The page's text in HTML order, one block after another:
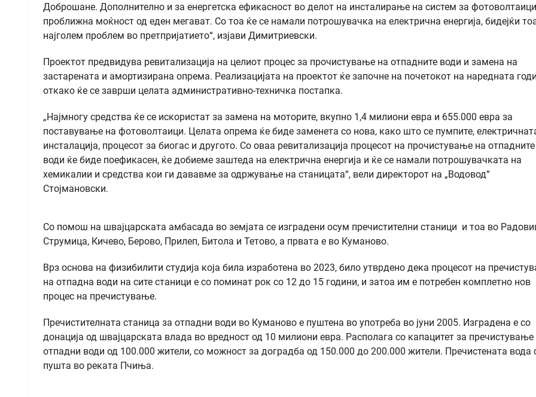
Доброшане. Дополнително и за енергетска ефикасност во делот на инсталирање на систем за
проближна моќност од еден мегават. Со тоа ќе се намали потрошувачка на електрична енергија, бидејќи
најголем проблем во претпријатието“, изјави Димитриевски.
Проектот предвидува ревитализација на целиот процес за прочистување на отпадните води и замена на
застарената и амортизирана опрема. Реализацијата на проектот ќе започне на почетокот на наредната
откако ќе се заврши целата административно-техничка постапка.
„Најмногу средства ќе се искористат за замена на моторите, вкупно 1,4 милиони евра и 655.000 евра за
поставување на фотоволтаици. Целата опрема ќе биде заменета со нова, како што се пумпите,
инсталација, процесот за биогас и другото. Со оваа ревитализација процесот на прочистување на отпадните
води ќе биде поефикасен, ќе добиеме заштеда на електрична енергија и ќе се намали потрошувачката на
хемикалии и средства кои ги дававме за одржување на станицата“, вели директорот на „Водовод“
Стојмановски.
Со помош на швајцарската амбасада во земјата се изградени осум пречистителни станици и тоа во
Струмица, Кичево, Берово, Прилеп, Битола и Тетово, а првата е во Куманово.
Врз основа на физибилити студија која била изработена во 2023, било утврдено дека процесот на
на отпадна води на сите станици е со поминат рок со 12 до 15 години, и затоа им е потребен комплетно нов
процес на пречистување.
Пречистителната станица за отпадни води во Куманово е пуштена во употреба во јуни 2005. Изградена е со
донација од швајцарската влада во вредност од 10 милиони евра. Располага со капацитет за пречистување
отпадни води од 100.000 жители, со можност за доградба од 150.000 до 200.000 жители. Пречистената вода
пушта во реката Пчиња.